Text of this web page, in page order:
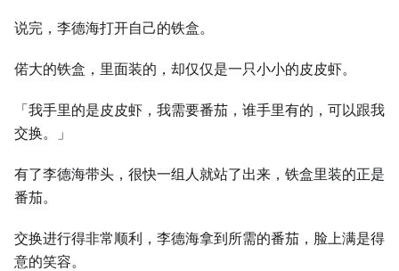
说完，李德海打开自己的铁盒。
偌大的铁盒，里面装的，却仅仅是一只小小的皮皮虾。
「我手里的是皮皮虾，我需要番茄，谁手里有的，可以跟我
交换。」
有了李德海带头，很快一组人就站了出来，铁盒里装的正是
番茄。
交换进行得非常顺利，李德海拿到所需的番茄，脸上满是得
意的笑容。